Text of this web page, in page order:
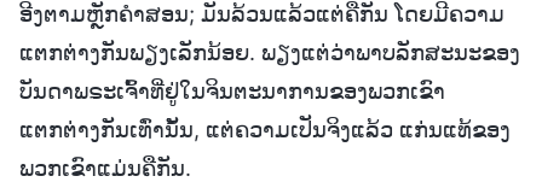
ອີງຕາມຫຼັກຄຳສອນ; ມັນລ້ວນແລ້ວແຕ່ຄືກັນ ໂດຍມີຄວາມ
ແຕກຕ່າງກັນພຽງເລັກນ້ອຍ. ພຽງແຕ່ວ່າພາບລັກສະນະຂອງ
ບັນດາພຣະເຈົ້າທີ່ຢູ່ໃນຈິນຕະນາການຂອງພວກເຂົາ
ແຕກຕ່າງກັນເທົ່ານັ້ນ, ແຕ່ຄວາມເປັນຈິງແລ້ວ ແກ່ນແທ້ຂອງ
ພວກເຂົາແມ່ນຄືກັນ.